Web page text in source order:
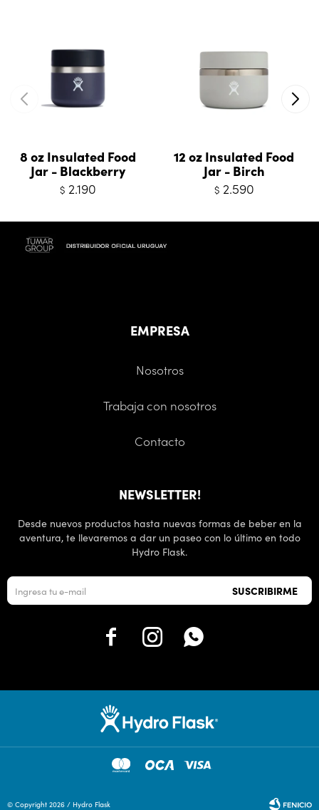
8 oz Insulated Food
Jar - Blackberry
$ 2.190
12 oz Insulated Food
Jar - Birch
$ 2.590
EMPRESA
Nosotros
Trabaja con nosotros
Contacto
NEWSLETTER!
Desde nuevos productos hasta nuevas formas de beber en la
aventura, te llevaremos a dar un paseo con lo último en todo
Hydro Flask.
SUSCRIBIRME
  
© Copyright 2026 / Hydro Flask